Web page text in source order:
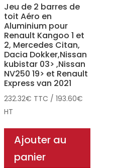
Jeu de 2 barres de
toit Aéro en
Aluminium pour
Renault Kangoo 1 et
2, Mercedes Citan,
Dacia Dokker,Nissan
kubistar 03> ,Nissan
NV250 19> et Renault
Express van 2021
232.32€ TTC /193.60€
HT
Ajouter au
panier